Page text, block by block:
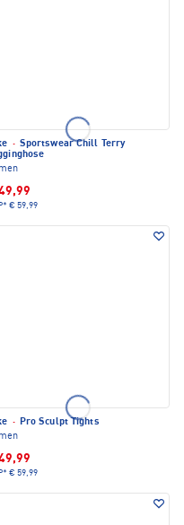
· Sportswear Chill Terry
€ 59,99
· Pro Sculpt Tights
€ 59,99